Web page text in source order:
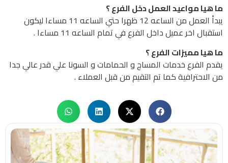
ما هيا مواعيد العمل دخل الفرع ؟
يبدأ العمل من الساعه 12 ظهرا حتي الساعه 11 مساءا ليكون
استقبال اخر عميل داخل الفرع في تمام الساعه 11 مساءا .
ما هيا مميزات الفرع ؟
يقدم الفرع خدمات المساج و الحمامات و السونا علي قدر عالي جدا
من الاحترافية كما تم التقيم من قبل العملاء .